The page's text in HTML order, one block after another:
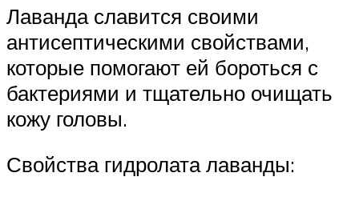
Лаванда славится своими
антисептическими свойствами,
которые помогают ей бороться с
бактериями и тщательно очищать
кожу головы.
Свойства гидролата лаванды: